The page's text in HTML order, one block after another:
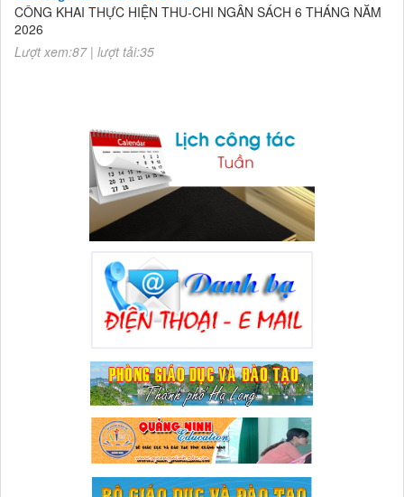
2026
Lượt xem:87 | lượt tải:35